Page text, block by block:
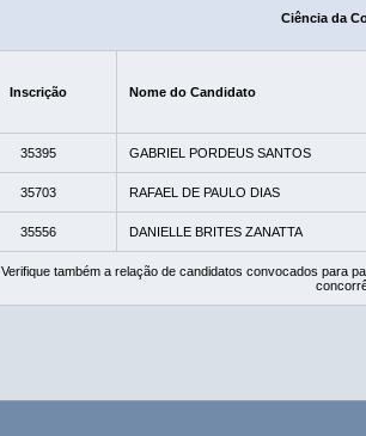
Ciência da
Inscrição Nome do Candidato
35395 GABRIEL PORDEUS SANTOS
35703 RAFAEL DE PAULO DIAS
35556 DANIELLE BRITES ZANATTA
Verifique também a relação de candidatos convocados para